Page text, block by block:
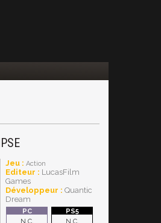
Jeu : Action
Editeur : LucasFilm
Games
Développeur : Quantic
Dream